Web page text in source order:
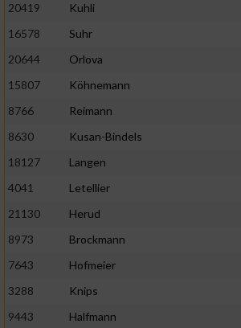
20419
Kuhli
16578
Suhr
20644
Orlova
15807
Köhnemann
8766
Reimann
8630
Kusan-Bindels
18127
Langen
4041
Letellier
21130
Herud
8973
Brockmann
7643
Hofmeier
3288
Knips
9443
Halfmann